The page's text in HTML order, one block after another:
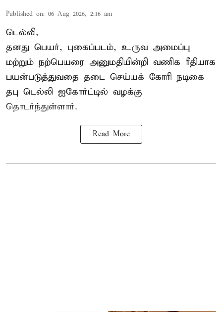
Published on: 06 Aug 2026, 2:16 am
டெல்லி,
தனது பெயர், புகைப்படம், உருவ அமைப்பு
மற்றும் நற்பெயரை அனுமதியின்றி வணிக ரீதியாக
பயன்படுத்துவதை தடை செய்யக் கோரி நடிகை
தபு டெல்லி ஐகோர்ட்டில் வழக்கு
தொடர்ந்துள்ளார்.
Read More